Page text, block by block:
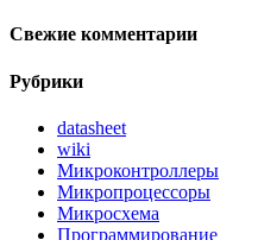
Свежие комментарии
Рубрики
datasheet
wiki
Микроконтроллеры
Микропроцессоры
Микросхема
Программирование